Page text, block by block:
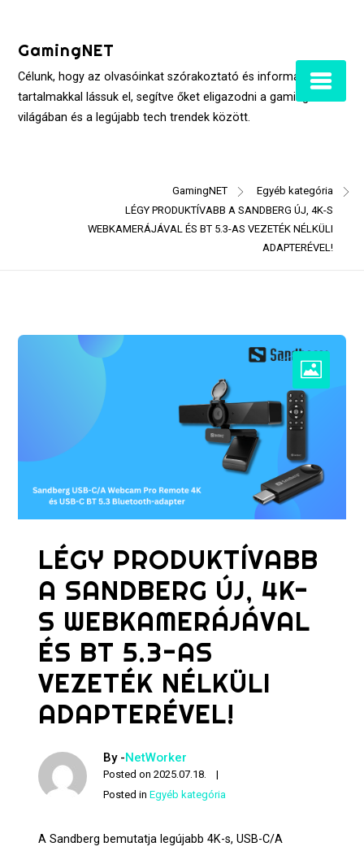
contentGamingNET
Célunk, hogy az olvasóinkat szórakoztató és informatív
tartalmakkal lássuk el, segítve őket eligazodni a gaming
világában és a legújabb tech trendek között.
GamingNET
Egyéb kategória
LÉGY PRODUKTÍVABB A SANDBERG ÚJ, 4K-S
WEBKAMERÁJÁVAL ÉS BT 5.3-AS VEZETÉK NÉLKÜLI
ADAPTERÉVEL!
LÉGY PRODUKTÍVABB
A SANDBERG ÚJ, 4K-
S WEBKAMERÁJÁVAL
ÉS BT 5.3-AS
VEZETÉK NÉLKÜLI
ADAPTERÉVEL!
By -NetWorker
Posted on2025.07.18.
Posted inEgyéb kategória
A Sandberg bemutatja legújabb 4K-s, USB-C/A